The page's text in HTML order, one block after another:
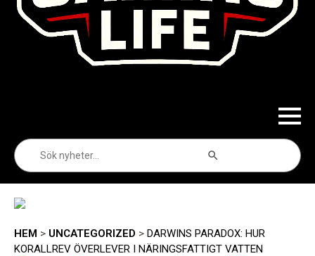
efter:
HEM > UNCATEGORIZED > DARWINS PARADOX: HUR
KORALLREV ÖVERLEVER I NÄRINGSFATTIGT VATTEN